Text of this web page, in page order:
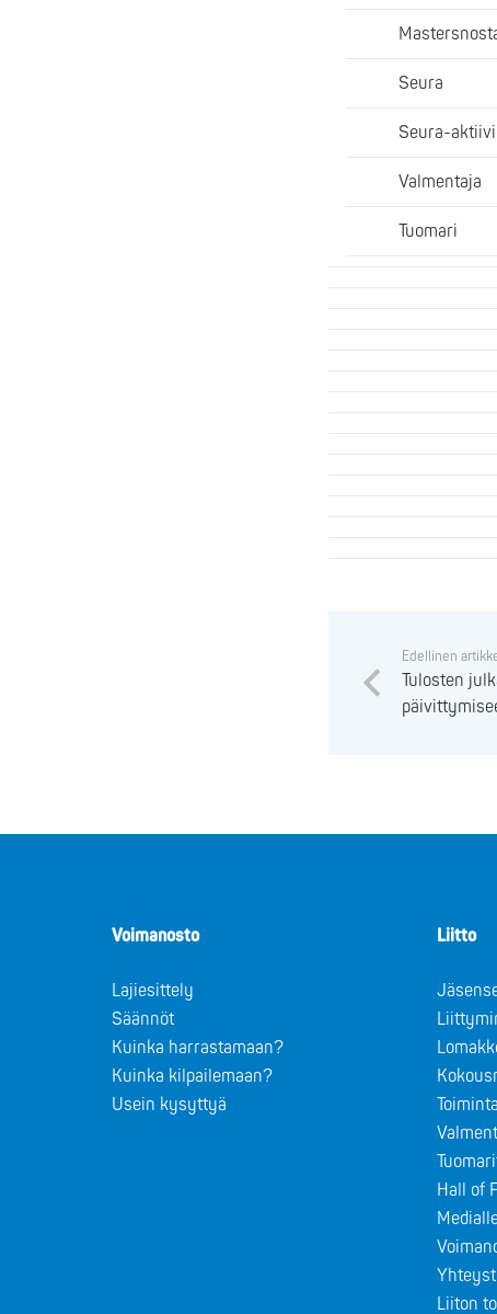
Seura
Seura-aktiivi
Valmentaja
Tuomari
Edellinen
Tulosten
Voimanosto
Lajiesittely
Säännöt
Kuinka harrastamaan?
Kuinka kilpailemaan?
Usein kysyttyä
Liitto
Hall of
Liiton